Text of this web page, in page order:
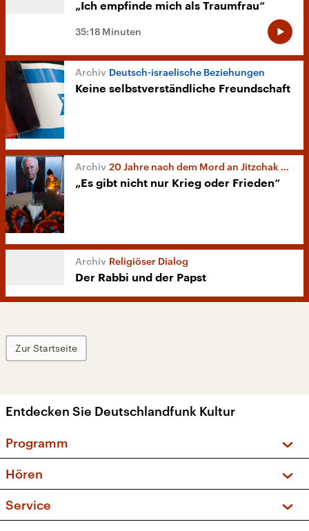
„Ich empfinde mich als Traumfrau“
35:18 Minuten
Deutsch-israelische Beziehungen
Keine selbstverständliche Freundschaft
20 Jahre nach dem Mord an Jitzchak Rabin
„Es gibt nicht nur Krieg oder Frieden“
Religiöser Dialog
Der Rabbi und der Papst
Zur Startseite
Entdecken Sie Deutschlandfunk Kultur
Programm
Sendungen und Podcasts
Musikliste
Hören
Frequenzen (UKW + DAB+)
Service